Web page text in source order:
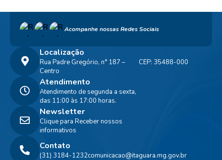
Acompanhe nossas Redes Sociais
Localização
Rua Padre Gregório, n° 187 –
Centro
CEP: 35488-000
Contato
(31) 3184-1232comunicacao@itaguara.mg.gov.br
Atendimento
Atendimento de segunda a sexta,
das 11:00 às 17:00 horas.
Newsletter
Clique para Receber nossos
informativos